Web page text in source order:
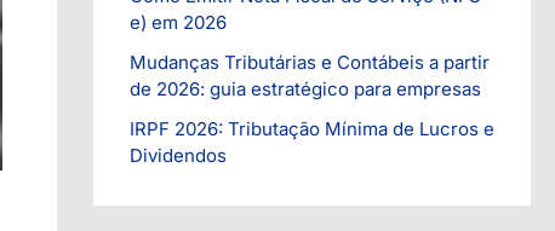
s
e) em 2026
Mudanças Tributárias e Contábeis a partir
de 2026: guia estratégico para empresas
IRPF 2026: Tributação Mínima de Lucros e
Dividendos